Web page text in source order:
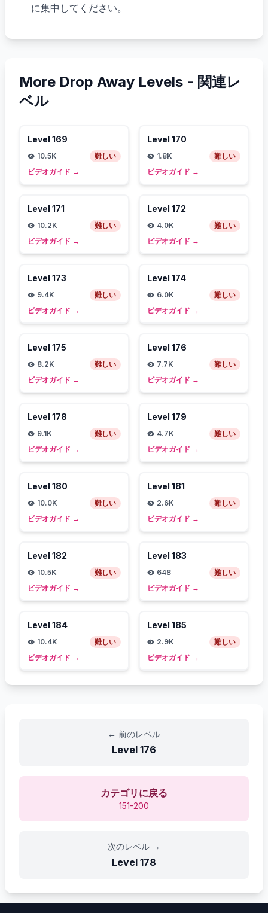
に集中してください。
More Drop Away Levels - 関連レ
ベル
Level 169
10.5K
難しい
ビデオガイド →
Level 170
1.8K
難しい
ビデオガイド →
Level 171
10.2K
難しい
ビデオガイド →
Level 172
4.0K
難しい
ビデオガイド →
Level 173
9.4K
難しい
ビデオガイド →
Level 174
6.0K
難しい
ビデオガイド →
Level 175
8.2K
難しい
ビデオガイド →
Level 176
7.7K
難しい
ビデオガイド →
Level 178
9.1K
難しい
ビデオガイド →
Level 179
4.7K
難しい
ビデオガイド →
Level 180
10.0K
難しい
ビデオガイド →
Level 181
2.6K
難しい
ビデオガイド →
Level 182
10.5K
難しい
ビデオガイド →
Level 183
648
難しい
ビデオガイド →
Level 184
10.4K
難しい
ビデオガイド →
Level 185
2.9K
難しい
ビデオガイド →
← 前のレベル
Level 176
カテゴリに戻る
151-200
次のレベル →
Level 178